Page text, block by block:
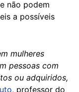
não podem
a possíveis
mulheres
pessoas com
ou adquiridos,
, professor do